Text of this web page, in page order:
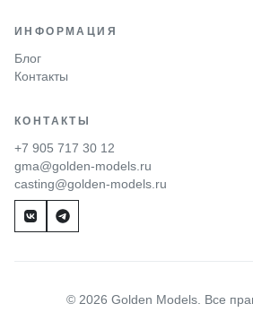
ИНФОРМАЦИЯ
Блог
Контакты
КОНТАКТЫ
+7 905 717 30 12
gma@golden-models.ru
casting@golden-models.ru
© 2026 Golden Models. Все